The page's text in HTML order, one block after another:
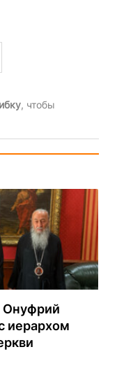
, чтобы
Онуфрий
иерархом